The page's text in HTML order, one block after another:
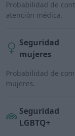
Probabilidad de
atención médica.
Seguridad
mujeres
Probabilidad de
mujeres.
Seguridad
LGBTQ+